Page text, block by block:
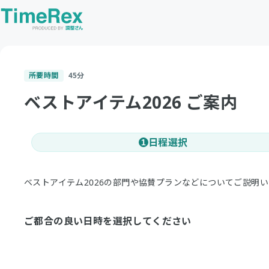
所要時間 45分
ベストアイテム2026 ご案内
1 日程選択
ベストアイテム2026の部門や協賛プランなどについてご説明
ご都合の良い日時を選択してください